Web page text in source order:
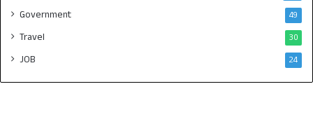
Government 49
Travel 30
JOB 24